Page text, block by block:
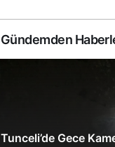
Gündemden
Tunceli’de Gece